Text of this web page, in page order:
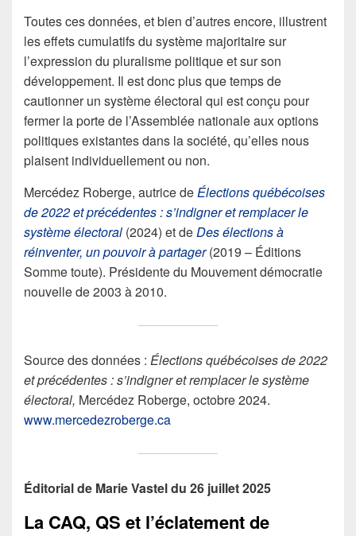
Toutes ces données, et bien d’autres encore, illustrent
les effets cumulatifs du système majoritaire sur
l’expression du pluralisme politique et sur son
développement. Il est donc plus que temps de
cautionner un système électoral qui est conçu pour
fermer la porte de l’Assemblée nationale aux options
politiques existantes dans la société, qu’elles nous
plaisent individuellement ou non.
Mercédez Roberge, autrice deÉlections québécoises
de 2022 et précédentes : s’indigner et remplacer le
système électoral (2024) et deDes élections à
réinventer, un pouvoir à partager(2019 – Éditions
Somme toute). Présidente du Mouvement démocratie
nouvelle de 2003 à 2010.
Source des données : Élections québécoises de 2022
et précédentes : s’indigner et remplacer le système
électoral, Mercédez Roberge, octobre 2024.
www.mercedezroberge.ca
Éditorial de Marie Vastel du 26 juillet 2025
La CAQ, QS et l’éclatement de